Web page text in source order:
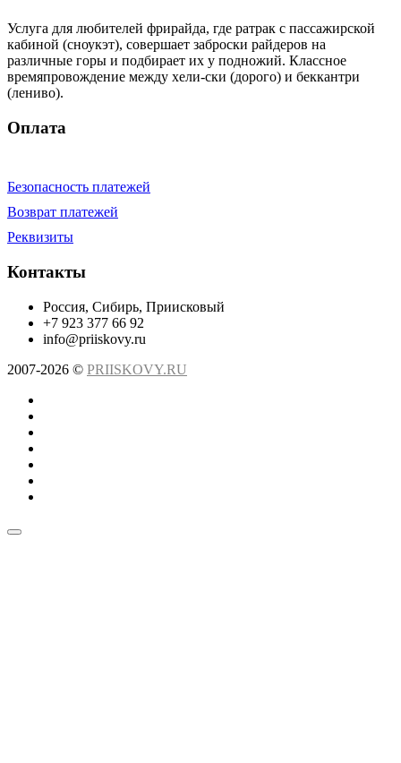
Услуга для любителей фрирайда, где ратрак с пассажирской
кабиной (сноукэт), совершает заброски райдеров на
различные горы и подбирает их у подножий. Классное
времяпровождение между хели-ски (дорого) и беккантри
(лениво).
Оплата
Безопасность платежей
Возврат платежей
Реквизиты
Контакты
Россия, Сибирь, Приисковый
+7 923 377 66 92
info@priiskovy.ru
2007-2026 © PRIISKOVY.RU